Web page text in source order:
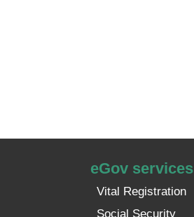
eGov services
Vital Registration
Social Security